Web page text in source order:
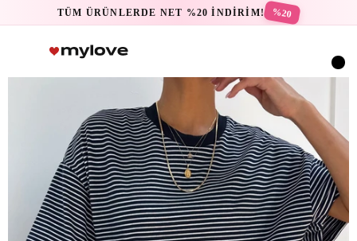
TÜM ÜRÜNLERDE NET %20 İNDİRİM! %20